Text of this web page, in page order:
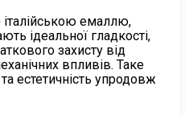
емаллю,
ідеальної гладкості,
захисту від
впливів. Таке
естетичність упродовж